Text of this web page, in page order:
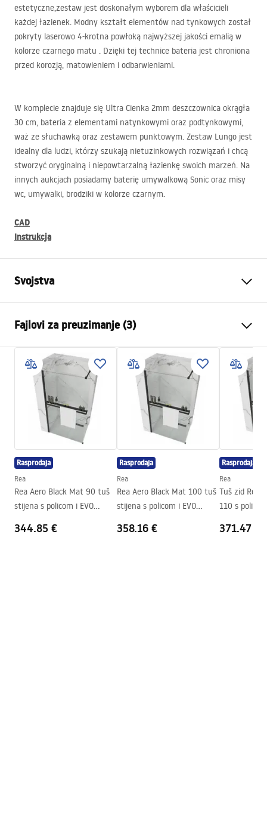
estetyczne,zestaw jest doskonałym wyborem dla właścicieli
każdej łazienek. Modny kształt elementów nad tynkowych został
pokryty laserowo 4-krotna powłoką najwyższej jakości emalią w
kolorze czarnego matu . Dzięki tej technice bateria jest chroniona
przed korozją, matowieniem i odbarwieniami.
W komplecie znajduje się Ultra Cienka 2mm deszczownica okrągła
30 cm, bateria z elementami natynkowymi oraz podtynkowymi,
waż ze słuchawką oraz zestawem punktowym. Zestaw Lungo jest
idealny dla ludzi, którzy szukają nietuzinkowych rozwiązań i chcą
stworzyć oryginalną i niepowtarzalną łazienkę swoich marzeń. Na
innych aukcjach posiadamy baterię umywalkową Sonic oraz misy
wc, umywalki, brodziki w kolorze czarnym.
CAD
Instrukcja
Svojstva
Materijal
Vrsta slavine
Jednoručna
Način montaže
Ugradbena
Podešavanje visine
Da
Izljev za kadu
Ne
Podešavanje tlaka
Da
Tehnologija premazivanja
PVD
Jamstvo
Fajlovi za preuzimanje (3)
Informacije o bezbjednosti
Safety_Information_Shower_set.pdf
Garantni uslovi
Warranty_Terms_and_Conditions_Faucets_-_5.pdf
Uputstvo za montažu
shower_set.pdf
Rasprodaja
Rea
Rea Aero Black Mat 90 tuš
stijena s policom i EVO
344.85 €
Rasprodaja
Rea
Rea Aero Black Mat 100 tuš
stijena s policom i EVO
358.16 €
Rasprodaja
Rea
Tuš zid Rea
110 s
371.47 €